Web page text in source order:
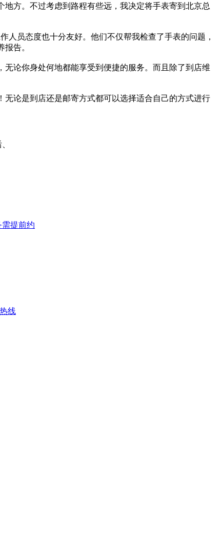
方。不过考虑到路程有些远，我决定将手表寄到北京总
人员态度也十分友好。他们不仅帮我检查了手表的问题，
告。
论你身处何地都能享受到便捷的服务。而且除了到店维
论是到店还是邮寄方式都可以选择适合自己的方式进行
需提前约
线